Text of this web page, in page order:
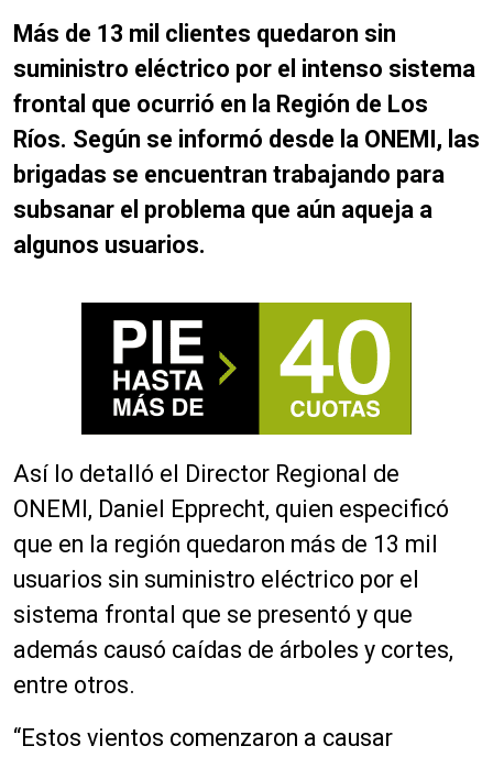
Más de 13 mil clientes quedaron sin
suministro eléctrico por el intenso sistema
frontal que ocurrió en la Región de Los
Ríos. Según se informó desde la ONEMI, las
brigadas se encuentran trabajando para
subsanar el problema que aún aqueja a
algunos usuarios.
Así lo detalló el Director Regional de
ONEMI, Daniel Epprecht, quien especificó
que en la región quedaron más de 13 mil
usuarios sin suministro eléctrico por el
sistema frontal que se presentó y que
además causó caídas de árboles y cortes,
entre otros.
“Estos vientos comenzaron a causar